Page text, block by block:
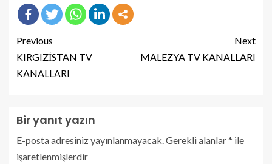
Previous
KIRGIZİSTAN TV
KANALLARI
Next
MALEZYA TV KANALLARI
Bir yanıt yazın
E-posta adresiniz yayınlanmayacak.Gerekli alanlar* ile
işaretlenmişlerdir